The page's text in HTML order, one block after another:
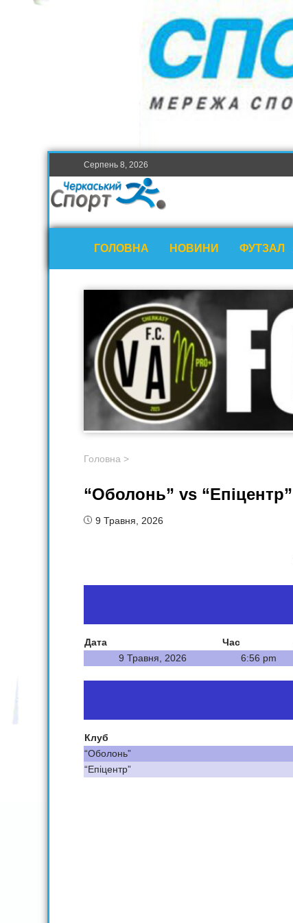
Серпень 8, 2026
ГОЛОВНА НОВИНИ ФУТЗАЛ
Головна >
“Оболонь” vs “Епіцентр”
9 Травня, 2026
Дата Час
9 Травня, 2026
6:56 pm
Клуб
“Оболонь”
“Епіцентр”